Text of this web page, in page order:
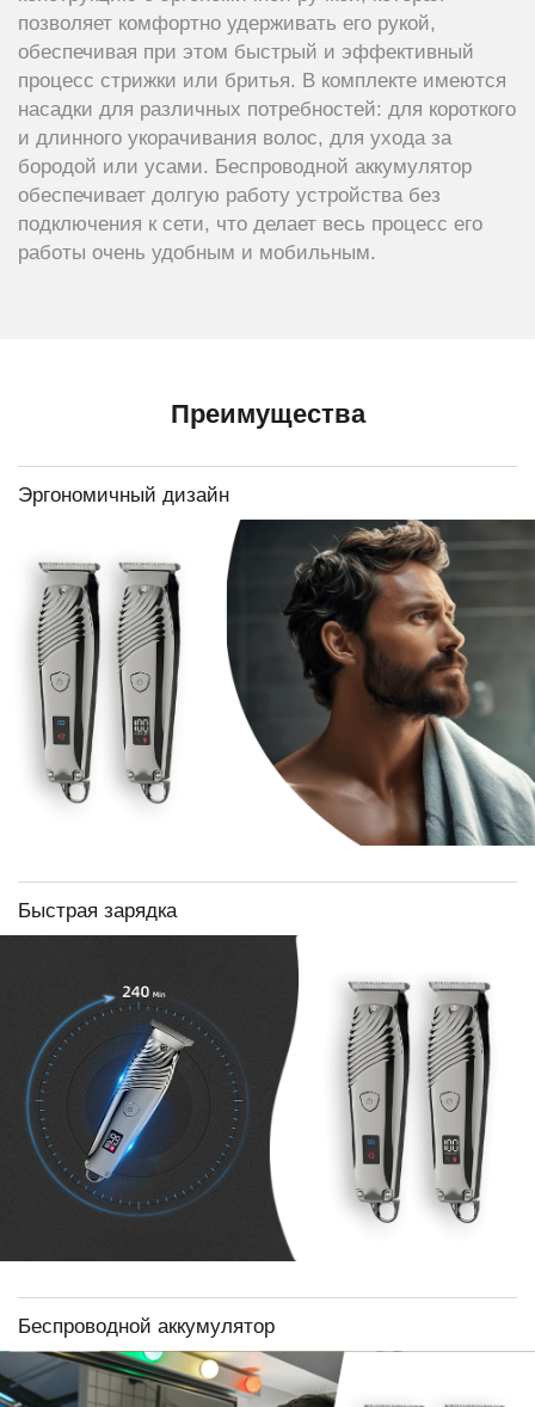
позволяет комфортно удерживать его рукой,
обеспечивая при этом быстрый и эффективный
процесс стрижки или бритья. В комплекте имеются
насадки для различных потребностей: для короткого
и длинного укорачивания волос, для ухода за
бородой или усами. Беспроводной аккумулятор
обеспечивает долгую работу устройства без
подключения к сети, что делает весь процесс его
работы очень удобным и мобильным.
Преимущества
Эргономичный дизайн
Быстрая зарядка
Беспроводной аккумулятор